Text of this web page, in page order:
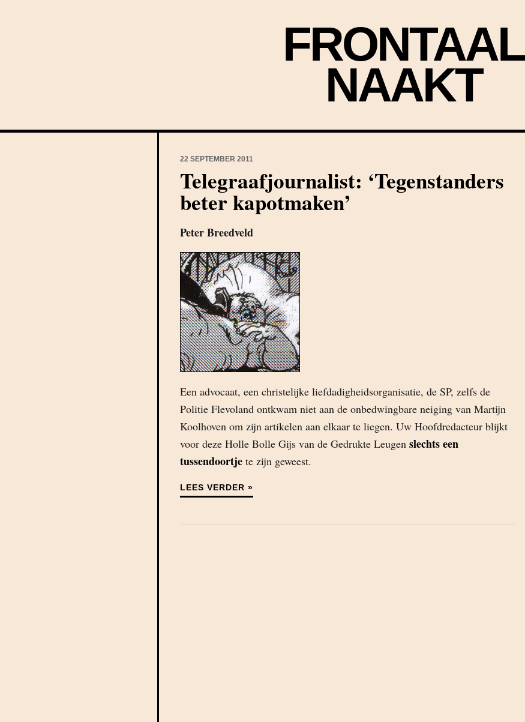
FRONTAAL
NAAKT
22 SEPTEMBER 2011
Telegraafjournalist: ‘Tegenstanders
beter kapotmaken’
Peter Breedveld
Een advocaat, een christelijke liefdadigheidsorganisatie, de SP, zelfs de
Politie Flevoland ontkwam niet aan de onbedwingbare neiging van Martijn
Koolhoven om zijn artikelen aan elkaar te liegen. Uw Hoofdredacteur blijkt
voor deze Holle Bolle Gijs van de Gedrukte Leugen slechts een
tussendoortje te zijn geweest.
LEES VERDER »